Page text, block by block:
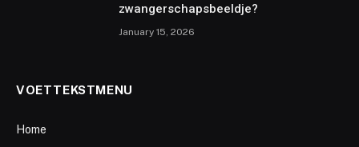
zwangerschapsbeeldje?
January 15, 2026
VOETTEKSTMENU
Home